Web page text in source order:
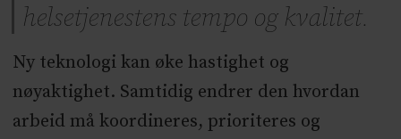
helsetjenestens tempo og kvalitet.
Ny teknologi kan øke hastighet og
nøyaktighet. Samtidig endrer den hvordan
arbeid må koordineres, prioriteres og